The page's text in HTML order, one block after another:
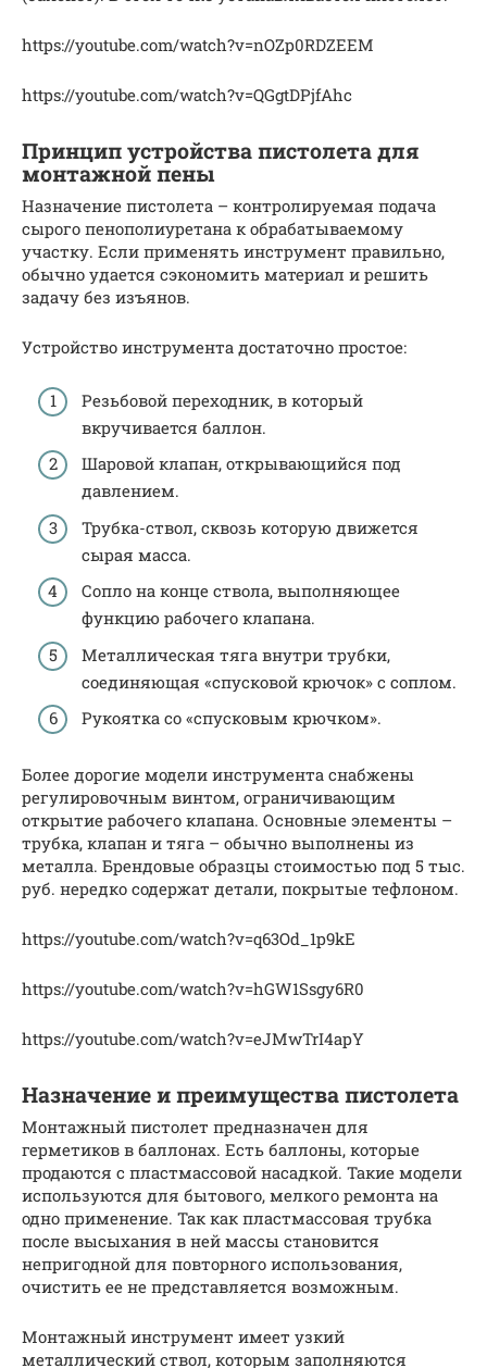
https://youtube.com/watch?v=nOZp0RDZEEM
https://youtube.com/watch?v=QGgtDPjfAhc
Принцип устройства пистолета для
монтажной пены
Назначение пистолета – контролируемая подача
сырого пенополиуретана к обрабатываемому
участку. Если применять инструмент правильно,
обычно удается сэкономить материал и решить
задачу без изъянов.
Устройство инструмента достаточно простое:
Резьбовой переходник, в который
вкручивается баллон.
Шаровой клапан, открывающийся под
давлением.
Трубка-ствол, сквозь которую движется
сырая масса.
Сопло на конце ствола, выполняющее
функцию рабочего клапана.
Металлическая тяга внутри трубки,
соединяющая «спусковой крючок» с соплом.
Рукоятка со «спусковым крючком».
Более дорогие модели инструмента снабжены
регулировочным винтом, ограничивающим
открытие рабочего клапана. Основные элементы –
трубка, клапан и тяга – обычно выполнены из
металла. Брендовые образцы стоимостью под 5 тыс.
руб. нередко содержат детали, покрытые тефлоном.
https://youtube.com/watch?v=q63Od_1p9kE
https://youtube.com/watch?v=hGW1Ssgy6R0
https://youtube.com/watch?v=eJMwTrI4apY
Назначение и преимущества пистолета
Монтажный пистолет предназначен для
герметиков в баллонах. Есть баллоны, которые
продаются с пластмассовой насадкой. Такие модели
используются для бытового, мелкого ремонта на
одно применение. Так как пластмассовая трубка
после высыхания в ней массы становится
непригодной для повторного использования,
очистить ее не представляется возможным.
Монтажный инструмент имеет узкий
металлический ствол, которым заполняются